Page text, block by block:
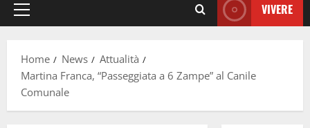
VIVERE
Home News
Attualità
Martina Franca, “Passeggiata a 6 Zampe” al Canile
Comunale